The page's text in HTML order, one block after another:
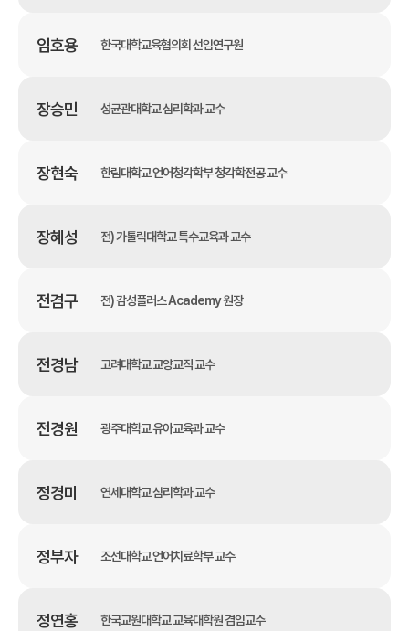
임호용 한국대학교육협의회 선임연구원
장승민 성균관대학교 심리학과 교수
장현숙 한림대학교 언어청각학부 청각학전공 교수
장혜성 전) 가톨릭대학교 특수교육과 교수
전겸구 전) 감성플러스 Academy 원장
전경남 고려대학교 교양교직 교수
전경원 광주대학교 유아교육과 교수
정경미 연세대학교 심리학과 교수
정부자 조선대학교 언어치료학부 교수
정연홍 한국교원대학교 교육대학원 겸임교수